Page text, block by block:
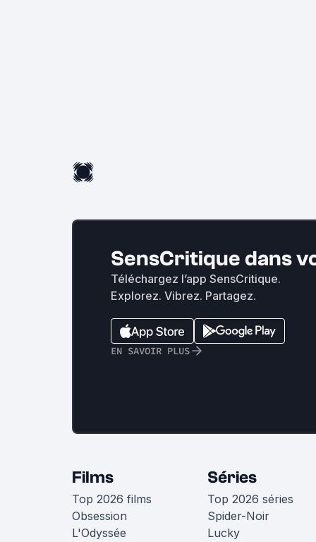
SensCritique dans
Téléchargez l’app SensCritique.
Explorez. Vibrez. Partagez.
EN SAVOIR PLUS
Films
Top 2026 films
Obsession
L'Odyssée
Séries
Top 2026 séries
Spider-Noir
Lucky